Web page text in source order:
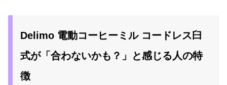
Delimo 電動コーヒーミル コードレス臼
式が「合わないかも？」と感じる人の特
徴